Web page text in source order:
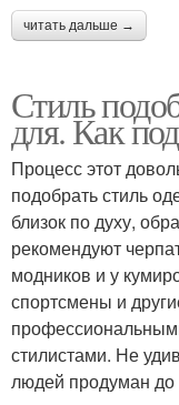
читать дальше →
Стиль
для. Как
Процесс этот
подобрать стиль
близок по духу,
рекомендуют
модников и у
спортсмены и
стилистами. Не
людей продуман